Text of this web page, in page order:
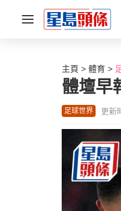
主頁 體育
體壇早
足球世界 更新